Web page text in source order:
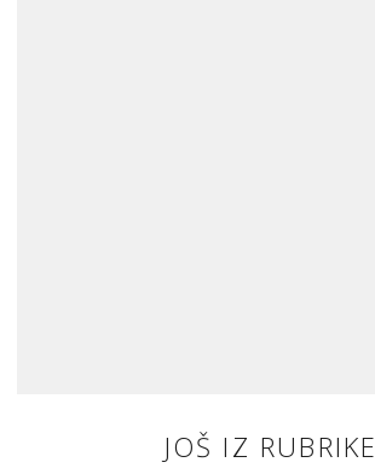
JOŠ IZ RUBRIKE